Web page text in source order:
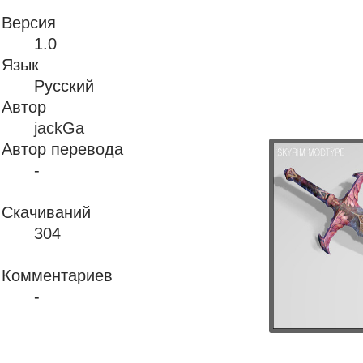
Версия
1.0
Язык
Русский
Автор
jackGa
Автор перевода
-
Скачиваний
304
Комментариев
-